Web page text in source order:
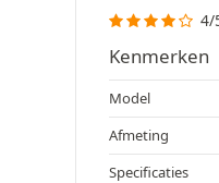
4/
Kenmerken
Model
Afmeting
Specificaties